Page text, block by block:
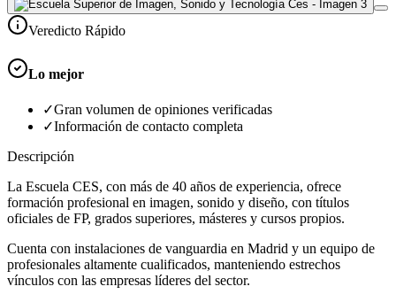
Veredicto Rápido
Lo mejor
✓Gran volumen de opiniones verificadas
✓Información de contacto completa
Descripción
La Escuela CES, con más de 40 años de experiencia, ofrece
formación profesional en imagen, sonido y diseño, con títulos
oficiales de FP, grados superiores, másteres y cursos propios.
Cuenta con instalaciones de vanguardia en Madrid y un equipo de
profesionales altamente cualificados, manteniendo estrechos
vínculos con las empresas líderes del sector.